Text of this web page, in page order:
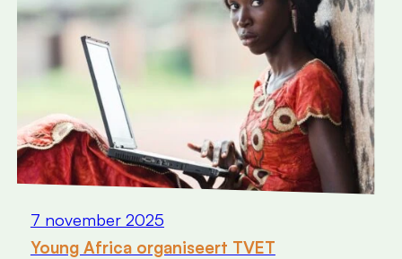
7 november 2025
Young Africa organiseert TVET